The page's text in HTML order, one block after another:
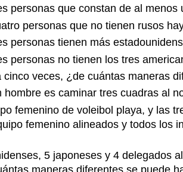
personas que constan de al menos
personas que no tienen rusos
personas tienen más
personas no tienen los tres
veces, ¿de cuántas maneras
hombre es caminar tres cuadras al
femenino de voleibol playa, y las
femenino alineados y todos los
5 japoneses y 4 delegados